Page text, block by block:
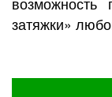
затяжки»